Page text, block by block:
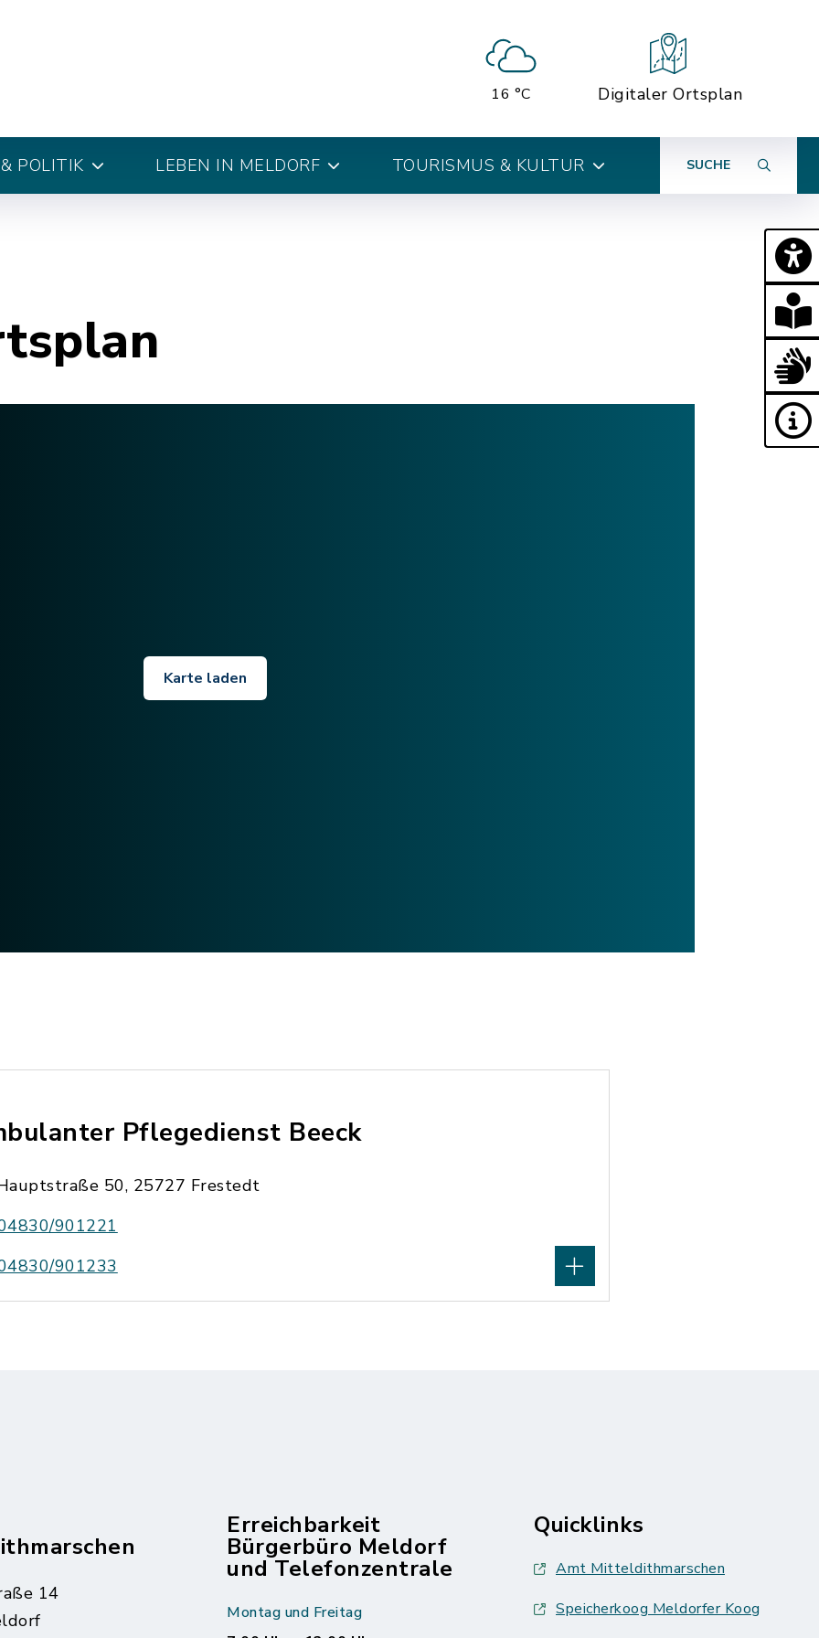
16 °C Digitaler Ortsplan
POLITIK LEBEN IN MELDORF TOURISMUS & KULTUR SUCHE
Karte laden
Pflegedienst Beeck
50, 25727 Frestedt
901221
901233
14
Erreichbarkeit
Bürgerbüro Meldorf
und Telefonzentrale
Montag und Freitag
Quicklinks
Amt Mitteldithmarschen
Speicherkoog Meldorfer Koog